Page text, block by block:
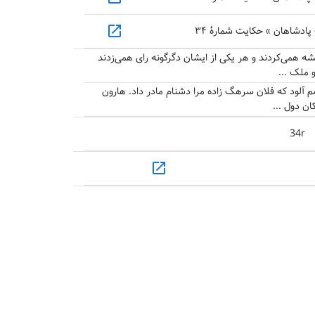
» حکایت شمارهٔ ۳۴ open_in_new
همی‌کردند و هر یکی از ایشان دگرگونه رای همی‌زدند
و ملک ...
که فلان سرهگ زاده مرا دشنام مادر داد. هارون
دول ...
34r
open_in_new